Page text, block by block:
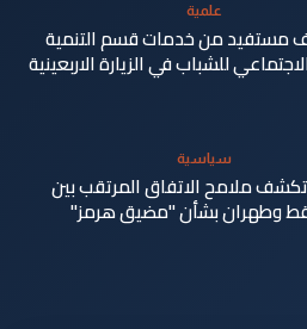
علمية
الف مستفيد من خدمات قسم التنمية
للشباب في الزيارة الاربعينية
سياسية
ملامح الاتفاق المرتقب بين
وطهران بشأن "مضيق هرمز"